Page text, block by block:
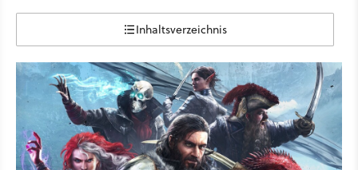
Inhaltsverzeichnis